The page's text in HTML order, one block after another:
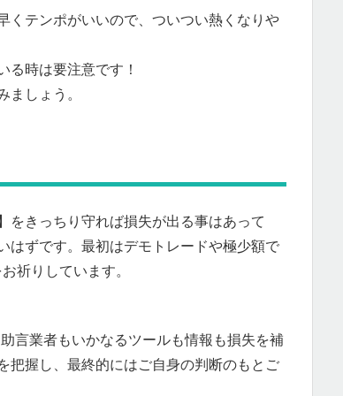
くテンポがいいので、ついつい熱くなりや
る時は要注意です！
ましょう。
をきっちり守れば損失が出る事はあって
はずです。最初はデモトレードや極少額で
祈りしています。
言業者もいかなるツールも情報も損失を補
把握し、最終的にはご自身の判断のもとご